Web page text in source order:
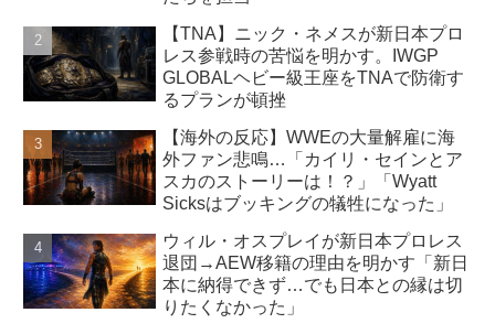
【TNA】ニック・ネメスが新日本プロ
レス参戦時の苦悩を明かす。IWGP
GLOBALヘビー級王座をTNAで防衛す
るプランが頓挫
【海外の反応】WWEの大量解雇に海
外ファン悲鳴…「カイリ・セインとア
スカのストーリーは！？」「Wyatt
Sicksはブッキングの犠牲になった」
ウィル・オスプレイが新日本プロレス
退団→AEW移籍の理由を明かす「新日
本に納得できず…でも日本との縁は切
りたくなかった」